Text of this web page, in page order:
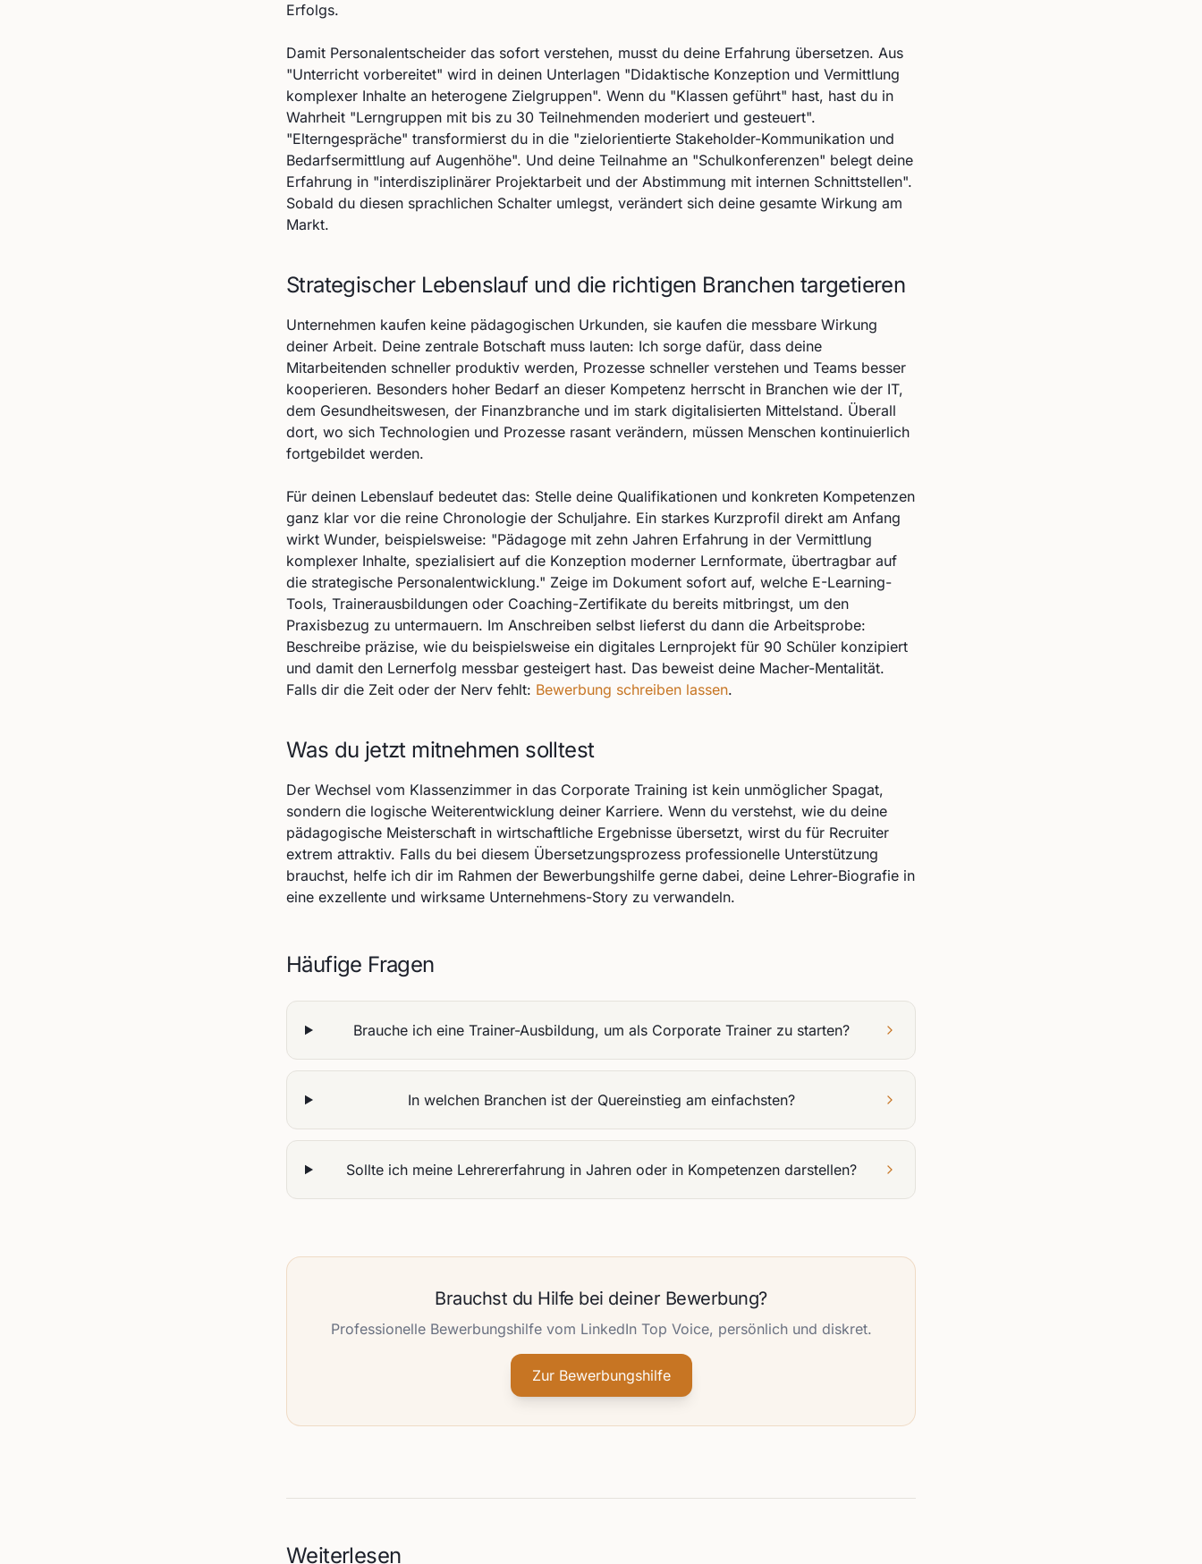
Erfolgs.
Damit Personalentscheider das sofort verstehen, musst du deine Erfahrung übersetzen. Aus
"Unterricht vorbereitet" wird in deinen Unterlagen "Didaktische Konzeption und Vermittlung
komplexer Inhalte an heterogene Zielgruppen". Wenn du "Klassen geführt" hast, hast du in
Wahrheit "Lerngruppen mit bis zu 30 Teilnehmenden moderiert und gesteuert".
"Elterngespräche" transformierst du in die "zielorientierte Stakeholder-Kommunikation und
Bedarfsermittlung auf Augenhöhe". Und deine Teilnahme an "Schulkonferenzen" belegt deine
Erfahrung in "interdisziplinärer Projektarbeit und der Abstimmung mit internen Schnittstellen".
Sobald du diesen sprachlichen Schalter umlegst, verändert sich deine gesamte Wirkung am
Markt.
Strategischer Lebenslauf und die richtigen Branchen targetieren
Unternehmen kaufen keine pädagogischen Urkunden, sie kaufen die messbare Wirkung
deiner Arbeit. Deine zentrale Botschaft muss lauten: Ich sorge dafür, dass deine
Mitarbeitenden schneller produktiv werden, Prozesse schneller verstehen und Teams besser
kooperieren. Besonders hoher Bedarf an dieser Kompetenz herrscht in Branchen wie der IT,
dem Gesundheitswesen, der Finanzbranche und im stark digitalisierten Mittelstand. Überall
dort, wo sich Technologien und Prozesse rasant verändern, müssen Menschen kontinuierlich
fortgebildet werden.
Für deinen Lebenslauf bedeutet das: Stelle deine Qualifikationen und konkreten Kompetenzen
ganz klar vor die reine Chronologie der Schuljahre. Ein starkes Kurzprofil direkt am Anfang
wirkt Wunder, beispielsweise: "Pädagoge mit zehn Jahren Erfahrung in der Vermittlung
komplexer Inhalte, spezialisiert auf die Konzeption moderner Lernformate, übertragbar auf
die strategische Personalentwicklung." Zeige im Dokument sofort auf, welche E-Learning-
Tools, Trainerausbildungen oder Coaching-Zertifikate du bereits mitbringst, um den
Praxisbezug zu untermauern. Im Anschreiben selbst lieferst du dann die Arbeitsprobe:
Beschreibe präzise, wie du beispielsweise ein digitales Lernprojekt für 90 Schüler konzipiert
und damit den Lernerfolg messbar gesteigert hast. Das beweist deine Macher-Mentalität.
Falls dir die Zeit oder der Nerv fehlt: Bewerbung schreiben lassen.
Was du jetzt mitnehmen solltest
Der Wechsel vom Klassenzimmer in das Corporate Training ist kein unmöglicher Spagat,
sondern die logische Weiterentwicklung deiner Karriere. Wenn du verstehst, wie du deine
pädagogische Meisterschaft in wirtschaftliche Ergebnisse übersetzt, wirst du für Recruiter
extrem attraktiv. Falls du bei diesem Übersetzungsprozess professionelle Unterstützung
brauchst, helfe ich dir im Rahmen der Bewerbungshilfe gerne dabei, deine Lehrer-Biografie in
eine exzellente und wirksame Unternehmens-Story zu verwandeln.
Häufige Fragen
Brauche ich eine Trainer-Ausbildung, um als Corporate Trainer zu starten?
In welchen Branchen ist der Quereinstieg am einfachsten?
Sollte ich meine Lehrererfahrung in Jahren oder in Kompetenzen darstellen?
Brauchst du Hilfe bei deiner Bewerbung?
Professionelle Bewerbungshilfe vom LinkedIn Top Voice, persönlich und diskret.
Zur Bewerbungshilfe
Weiterlesen